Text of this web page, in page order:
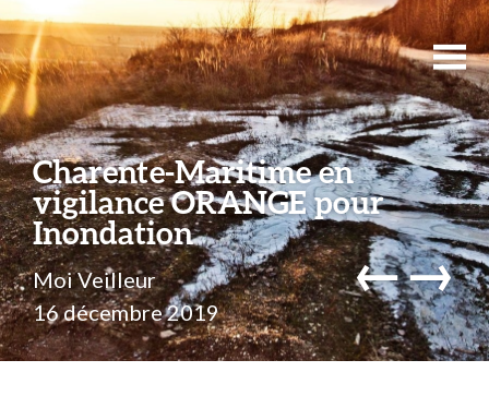
Charente-Maritime en
vigilance ORANGE pour
Inondation
Moi Veilleur
16 décembre 2019
←→